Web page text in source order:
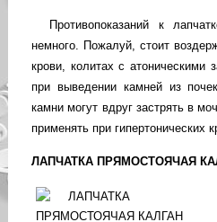
Противопоказаний к
немного. Пожалуй, стоит
крови, колитах с атоническими
при выведении камней из
камни могут вдруг застрять в
применять при гипертонических
ЛАПЧАТКА ПРЯМОСТОЯЧАЯ